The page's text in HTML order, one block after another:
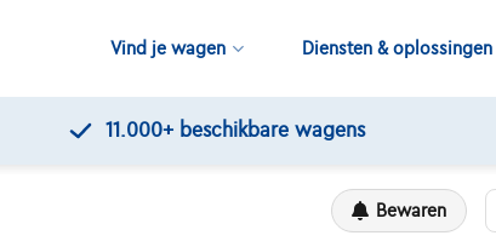
Vind je wagen Diensten & oplossingen
Bewaren